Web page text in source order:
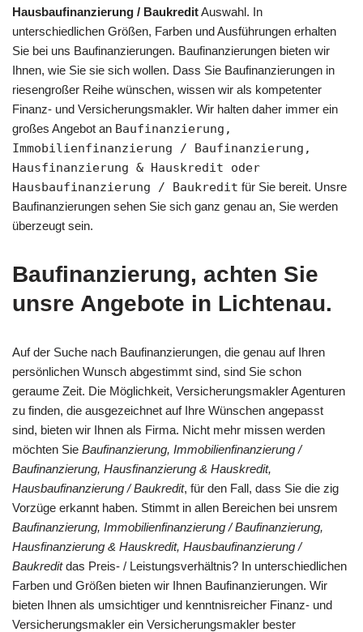
Hausbaufinanzierung / BaukreditAuswahl. In
unterschiedlichen Größen, Farben und Ausführungen erhalten
Sie bei uns Baufinanzierungen. Baufinanzierungen bieten wir
Ihnen, wie Sie sie sich wollen. Dass Sie Baufinanzierungen in
riesengroßer Reihe wünschen, wissen wir als kompetenter
Finanz- und Versicherungsmakler. Wir halten daher immer ein
großes Angebot an Baufinanzierung,
Immobilienfinanzierung / Baufinanzierung,
Hausfinanzierung & Hauskredit oder
Hausbaufinanzierung / Baukredit für Sie bereit. Unsre
Baufinanzierungen sehen Sie sich ganz genau an, Sie werden
überzeugt sein.
Baufinanzierung, achten Sie
unsre Angebote in Lichtenau.
Auf der Suche nach Baufinanzierungen, die genau auf Ihren
persönlichen Wunsch abgestimmt sind, sind Sie schon
geraume Zeit. Die Möglichkeit, Versicherungsmakler Agenturen
zu finden, die ausgezeichnet auf Ihre Wünschen angepasst
sind, bieten wir Ihnen als Firma. Nicht mehr missen werden
möchten Sie Baufinanzierung, Immobilienfinanzierung /
Baufinanzierung, Hausfinanzierung & Hauskredit,
Hausbaufinanzierung / Baukredit, für den Fall, dass Sie die zig
Vorzüge erkannt haben. Stimmt in allen Bereichen bei unsrem
Baufinanzierung, Immobilienfinanzierung / Baufinanzierung,
Hausfinanzierung & Hauskredit, Hausbaufinanzierung /
Baukreditdas Preis- / Leistungsverhältnis? In unterschiedlichen
Farben und Größen bieten wir Ihnen Baufinanzierungen. Wir
bieten Ihnen als umsichtiger und kenntnisreicher Finanz- und
Versicherungsmakler ein Versicherungsmakler bester